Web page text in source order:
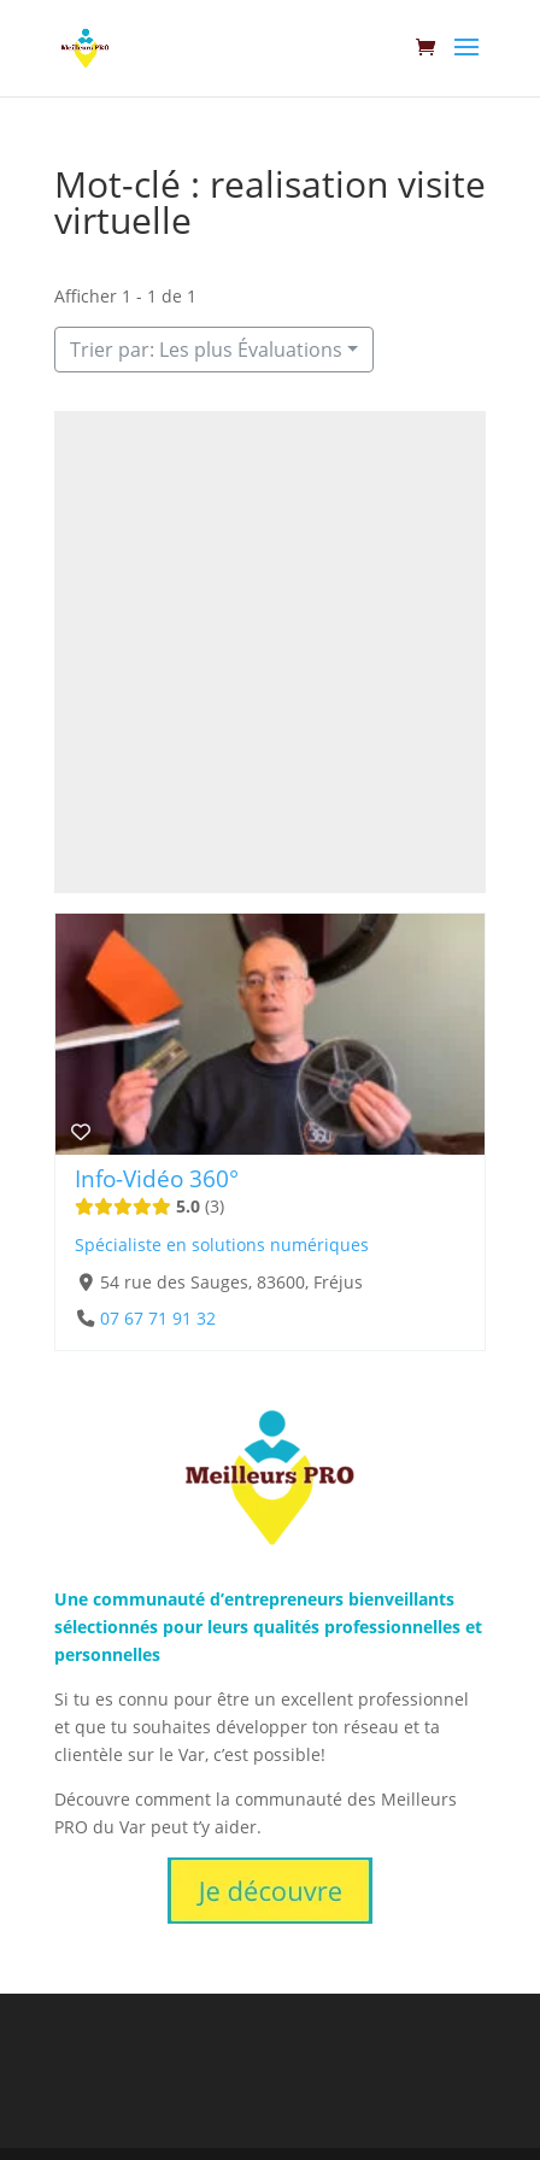
Mot-clé : realisation visite
virtuelle
Afficher 1 - 1 de 1
Trier par: Les plus Évaluations
Info-Vidéo 360°
5.0 3
Spécialiste en solutions numériques
54 rue des Sauges, 83600, Fréjus
07 67 71 91 32
Une communauté d’entrepreneurs bienveillants
sélectionnés pour leurs qualités professionnelles et
personnelles
Si tu es connu pour être un excellent professionnel
et que tu souhaites développer ton réseau et ta
clientèle sur le Var, c’est possible!
Découvre comment la communauté des Meilleurs
PRO du Var peut t’y aider.